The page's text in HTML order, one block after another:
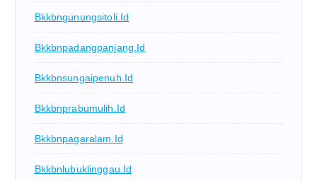
Bkkbngunungsitoli.id
Bkkbnpadangpanjang.id
Bkkbnsungaipenuh.id
Bkkbnprabumulih.id
Bkkbnpagaralam.id
Bkkbnlubuklinggau.id